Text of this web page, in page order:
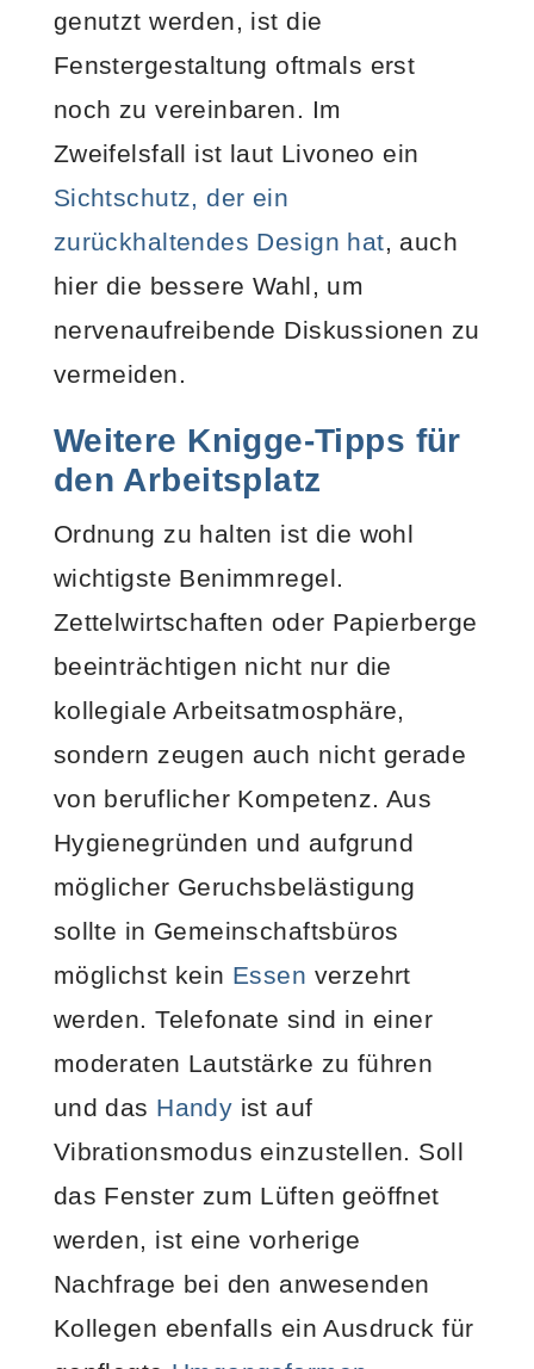
genutzt werden, ist die
Fenstergestaltung oftmals erst
noch zu vereinbaren. Im
Zweifelsfall ist laut Livoneo ein
Sichtschutz, der ein
zurückhaltendes Design hat, auch
hier die bessere Wahl, um
nervenaufreibende Diskussionen zu
vermeiden.
Weitere Knigge-Tipps für
den Arbeitsplatz
Ordnung zu halten ist die wohl
wichtigste Benimmregel.
Zettelwirtschaften oder Papierberge
beeinträchtigen nicht nur die
kollegiale Arbeitsatmosphäre,
sondern zeugen auch nicht gerade
von beruflicher Kompetenz. Aus
Hygienegründen und aufgrund
möglicher Geruchsbelästigung
sollte in Gemeinschaftsbüros
möglichst kein Essen verzehrt
werden. Telefonate sind in einer
moderaten Lautstärke zu führen
und das Handy ist auf
Vibrationsmodus einzustellen. Soll
das Fenster zum Lüften geöffnet
werden, ist eine vorherige
Nachfrage bei den anwesenden
Kollegen ebenfalls ein Ausdruck für